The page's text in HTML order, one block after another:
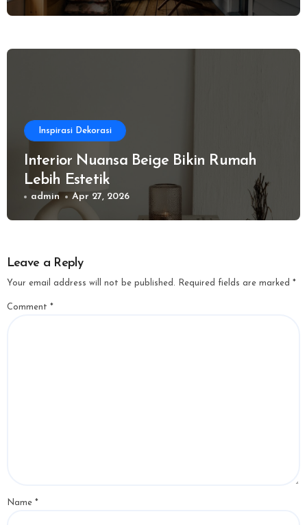
Inspirasi Dekorasi
Interior Nuansa Beige Bikin Rumah
Lebih Estetik
admin Apr 27, 2026
Leave a Reply
Your email address will not be published. Required fields are marked *
Comment *
Name *